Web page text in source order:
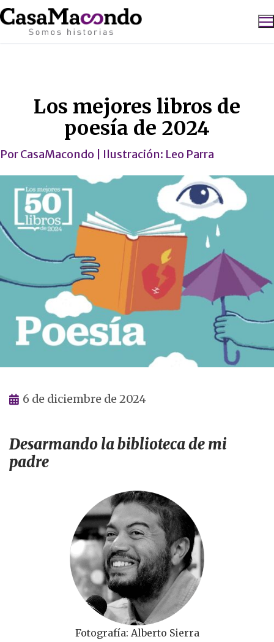
Ir
al
contenido
Los mejores libros de
poesía de 2024
PorCasaMacondo | Ilustración: Leo Parra
6 de diciembre de 2024
Desarmando la biblioteca de mi
padre
Fotografía: Alberto Sierra